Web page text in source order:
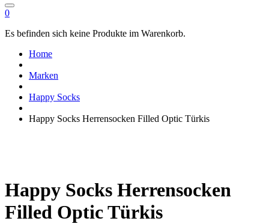
0
Es befinden sich keine Produkte im Warenkorb.
Home
Marken
Happy Socks
Happy Socks Herrensocken Filled Optic Türkis
Happy Socks Herrensocken
Filled Optic Türkis